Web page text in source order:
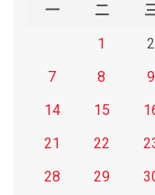
一 二
1
2
7
8 9
14
15
21
22
28
29